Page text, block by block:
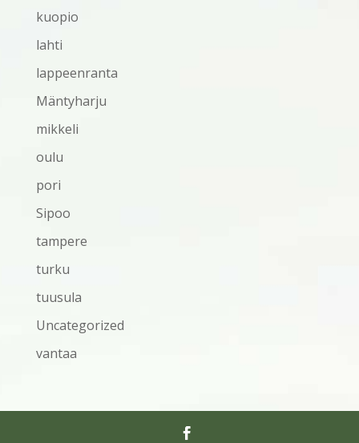
kuopio
lahti
lappeenranta
Mäntyharju
mikkeli
oulu
pori
Sipoo
tampere
turku
tuusula
Uncategorized
vantaa